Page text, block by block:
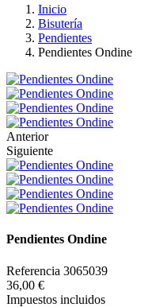
Inicio
Bisutería
Pendientes
Pendientes Ondine
Anterior
Siguiente
Pendientes Ondine
Referencia 3065039
36,00 €
Impuestos incluidos